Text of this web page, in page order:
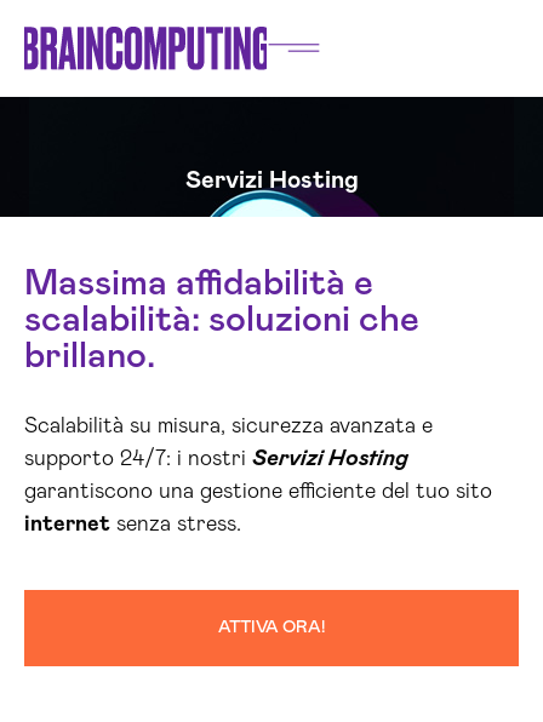
Servizi Hosting
Massima affidabilità e
scalabilità: soluzioni che
brillano.
Scalabilità su misura, sicurezza avanzata e
supporto 24/7: i nostri Servizi Hosting
garantiscono una gestione efficiente del tuo sito
internet senza stress.
ATTIVA ORA!